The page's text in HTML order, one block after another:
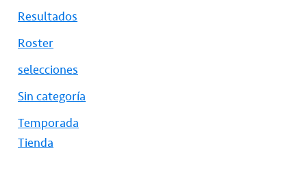
Resultados
Roster
selecciones
Sin categoría
Temporada
Tienda